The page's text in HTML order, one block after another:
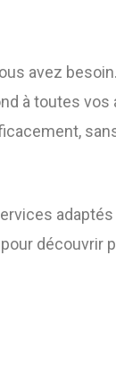
avez besoin.
à toutes vos
adaptés
pour découvrir